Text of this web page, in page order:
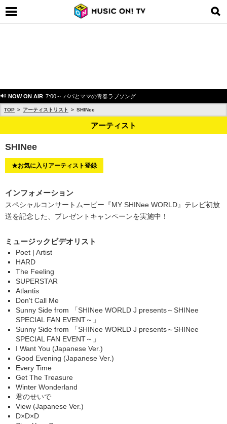
NOW ON AIR 7:00～ パパとママの青春ラブソング
TOP アーティストリスト SHINee
アーティスト
SHINee
★お気に入りアーティスト登録
インフォメーション
スペシャルコンサートムービー『MY SHINee WORLD』テレビ初放
送を記念した、プレゼントキャンペーンを実施中！
ミュージックビデオリスト
Poet | Artist
HARD
The Feeling
SUPERSTAR
Atlantis
Don't Call Me
Sunny Side from 「SHINee WORLD J presents～SHINee
SPECIAL FAN EVENT～」
Sunny Side from 「SHINee WORLD J presents～SHINee
SPECIAL FAN EVENT～」
I Want You (Japanese Ver.)
Good Evening (Japanese Ver.)
Every Time
Get The Treasure
Winter Wonderland
君のせいで
View (Japanese Ver.)
D×D×D